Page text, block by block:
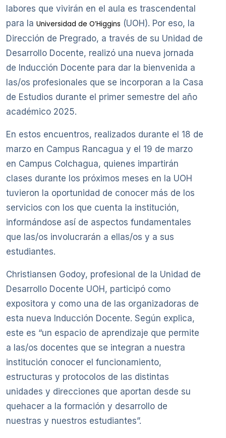
labores que vivirán en el aula es trascendental
para la Universidad de O’Higgins (UOH). Por eso, la
Dirección de Pregrado, a través de su Unidad de
Desarrollo Docente, realizó una nueva jornada
de Inducción Docente para dar la bienvenida a
las/os profesionales que se incorporan a la Casa
de Estudios durante el primer semestre del año
académico 2025.
En estos encuentros, realizados durante el 18 de
marzo en Campus Rancagua y el 19 de marzo
en Campus Colchagua, quienes impartirán
clases durante los próximos meses en la UOH
tuvieron la oportunidad de conocer más de los
servicios con los que cuenta la institución,
informándose así de aspectos fundamentales
que las/os involucrarán a ellas/os y a sus
estudiantes.
Christiansen Godoy, profesional de la Unidad de
Desarrollo Docente UOH, participó como
expositora y como una de las organizadoras de
esta nueva Inducción Docente. Según explica,
este es “un espacio de aprendizaje que permite
a las/os docentes que se integran a nuestra
institución conocer el funcionamiento,
estructuras y protocolos de las distintas
unidades y direcciones que aportan desde su
quehacer a la formación y desarrollo de
nuestras y nuestros estudiantes”.